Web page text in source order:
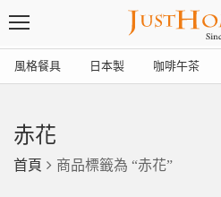
風格餐具 日本製 咖啡午茶
赤花
首頁 商品標籤為 “赤花”